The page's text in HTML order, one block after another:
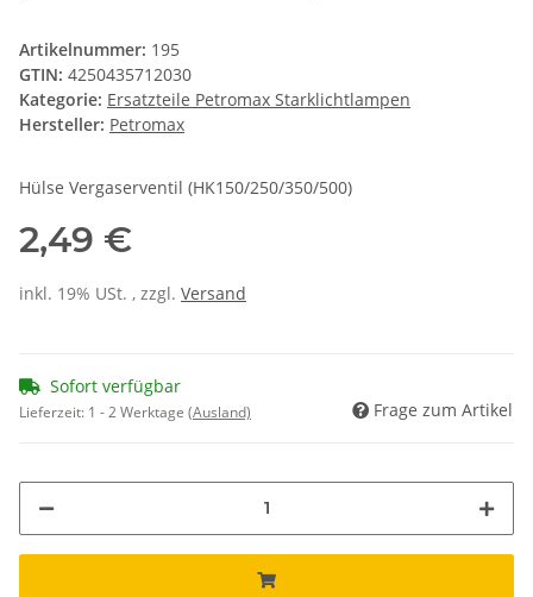
Artikelnummer: 195
GTIN: 4250435712030
Kategorie: Ersatzteile Petromax Starklichtlampen
Hersteller: Petromax
Hülse Vergaserventil (HK150/250/350/500)
2,49 €
inkl. 19% USt. , zzgl. Versand
Sofort verfügbar
Lieferzeit: 1 - 2 Werktage (Ausland) Frage zum Artikel